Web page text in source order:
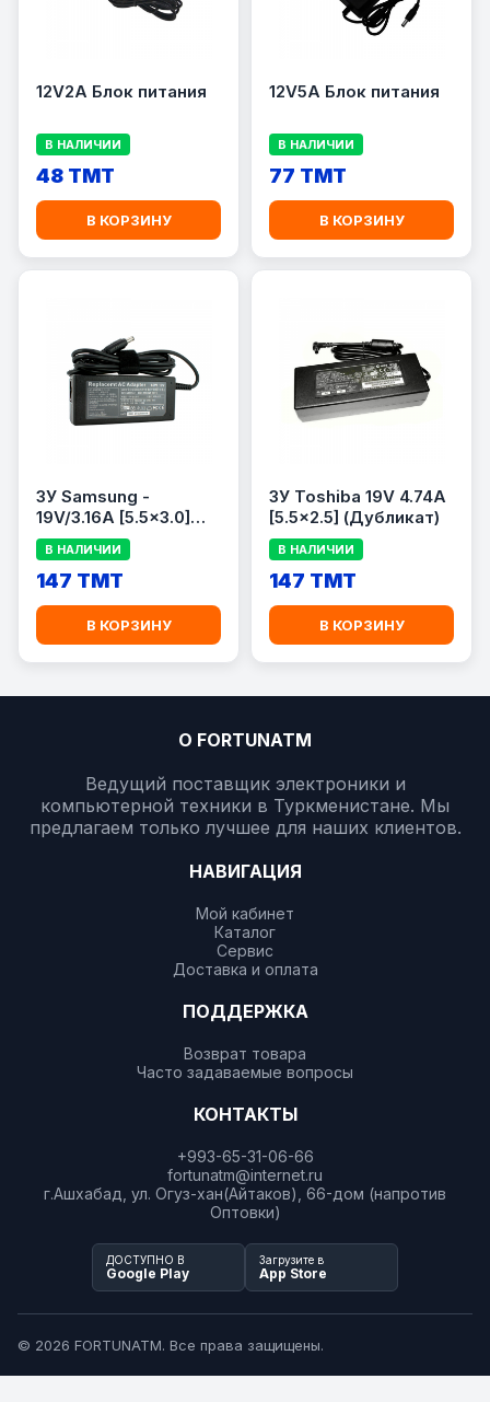
12V2A Блок питания
В НАЛИЧИИ
48 TMT
В КОРЗИНУ
12V5A Блок питания
В НАЛИЧИИ
77 TMT
В КОРЗИНУ
ЗУ Samsung -
19V/3.16A [5.5x3.0]
(Дубликат)
В НАЛИЧИИ
147 TMT
В КОРЗИНУ
ЗУ Toshiba 19V 4.74A
[5.5x2.5] (Дубликат)
В НАЛИЧИИ
147 TMT
В КОРЗИНУ
О FORTUNATM
Ведущий поставщик электроники и
компьютерной техники в Туркменистане. Мы
предлагаем только лучшее для наших клиентов.
НАВИГАЦИЯ
Мой кабинет
Каталог
Сервис
Доставка и оплата
ПОДДЕРЖКА
Возврат товара
Часто задаваемые вопросы
КОНТАКТЫ
+993-65-31-06-66
fortunatm@internet.ru
г.Ашхабад, ул. Огуз-хан(Айтаков), 66-дом (напротив
Оптовки)
ДОСТУПНО В
Google Play
Загрузите в
App Store
© 2026 FORTUNATM. Все права защищены.